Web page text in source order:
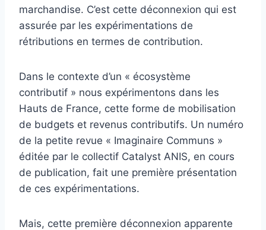
marchandise. C’est cette déconnexion qui est
assurée par les expérimentations de
rétributions en termes de contribution.
Dans le contexte d’un « écosystème
contributif » nous expérimentons dans les
Hauts de France, cette forme de mobilisation
de budgets et revenus contributifs. Un numéro
de la petite revue « Imaginaire Communs »
éditée par le collectif Catalyst ANIS, en cours
de publication, fait une première présentation
de ces expérimentations.
Mais, cette première déconnexion apparente